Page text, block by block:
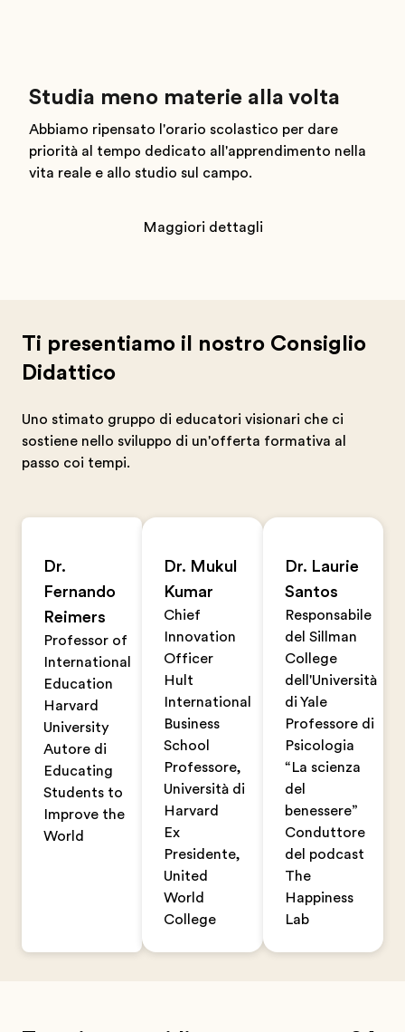
Studia meno materie alla volta
Abbiamo ripensato l'orario scolastico per dare
priorità al tempo dedicato all'apprendimento nella
vita reale e allo studio sul campo.
Maggiori dettagli
Ti presentiamo il nostro Consiglio
Didattico
Uno stimato gruppo di educatori visionari che ci
sostiene nello sviluppo di un'offerta formativa al
passo coi tempi.
Dr.
Fernando
Reimers
Professor of
International
Education
Harvard
University
Autore di
Educating
Students to
Improve the
World
Dr. Mukul
Kumar
Chief
Innovation
Officer
Hult
International
Business
School
Professore,
Università di
Harvard
Ex
Presidente,
United
World
College
Dr. Laurie
Santos
Responsabile
del Sillman
College
dell'Università
di Yale
Professore di
Psicologia
“La scienza
del
benessere”
Conduttore
del podcast
The
Happiness
Lab